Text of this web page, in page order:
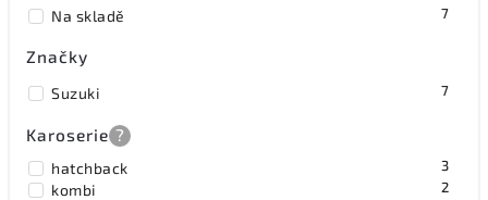
Na skladě 7
Značky
Suzuki 7
Karoserie ?
hatchback 3
kombi 2